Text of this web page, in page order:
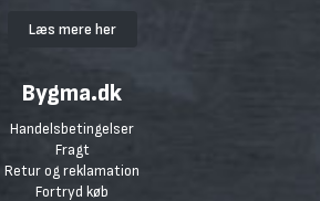
Læs mere her
Bygma.dk
Handelsbetingelser
Fragt
Retur og reklamation
Fortryd køb